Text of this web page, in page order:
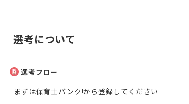
選考について
選考フロー
まずは保育士バンク!から登録してください